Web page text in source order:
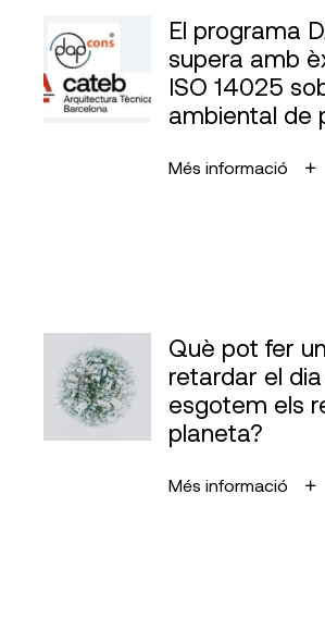
El programa
supera amb
ISO 14025
ambiental de
Més informació
Què pot fer
retardar el
esgotem els
planeta?
Més informació